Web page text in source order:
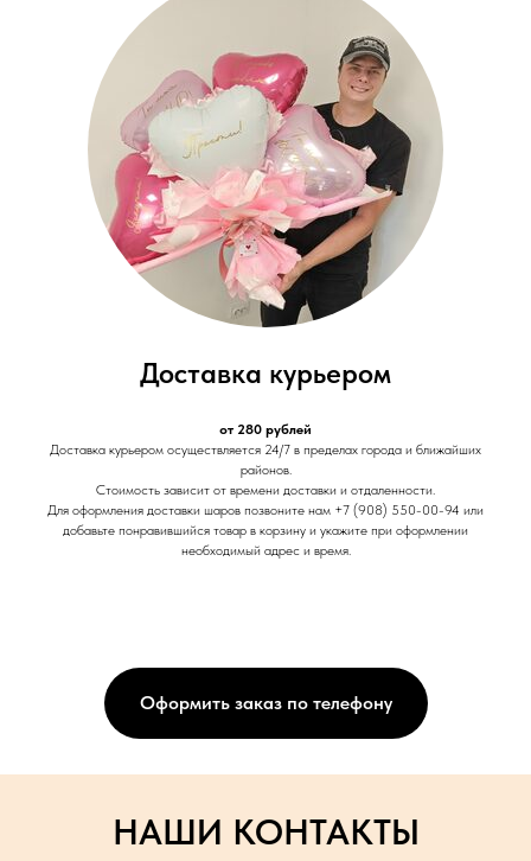
Доставка курьером
от 280 рублей
Доставка курьером осуществляется 24/7 в пределах города и ближайших
районов.
Стоимость зависит от времени доставки и отдаленности.
Для оформления доставки шаров позвоните нам +7 (908) 550-00-94 или
добавьте понравившийся товар в корзину и укажите при оформлении
необходимый адрес и время.
Оформить заказ по телефону
НАШИ КОНТАКТЫ